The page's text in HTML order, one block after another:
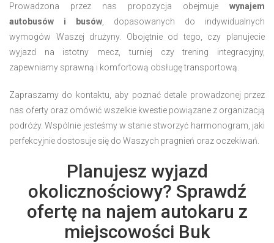
Prowadzona przez nas propozycja obejmuje wynajem
autobusów i busów , dopasowanych do indywidualnych
wymogów Waszej drużyny. Obojętnie od tego, czy planujecie
wyjazd na istotny mecz, turniej czy trening integracyjny,
zapewniamy sprawną i komfortową obsługę transportową.
Zapraszamy do kontaktu, aby poznać detale prowadzonej przez
nas oferty oraz omówić wszelkie kwestie powiązane z organizacją
podróży. Wspólnie jesteśmy w stanie stworzyć harmonogram, jaki
perfekcyjnie dostosuje się do Waszych pragnień oraz oczekiwań.
Planujesz wyjazd
okolicznościowy? Sprawdź
ofertę na najem autokaru z
miejscowości Buk